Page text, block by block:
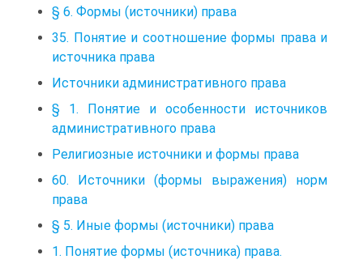
§ 6. Формы (источники) права
35. Понятие и соотношение формы права и
источника права
Источники административного права
§ 1. Понятие и особенности источников
административного права
Религиозные источники и формы права
60. Источники (формы выражения) норм
права
§ 5. Иные формы (источники) права
1. Понятие формы (источника) права.